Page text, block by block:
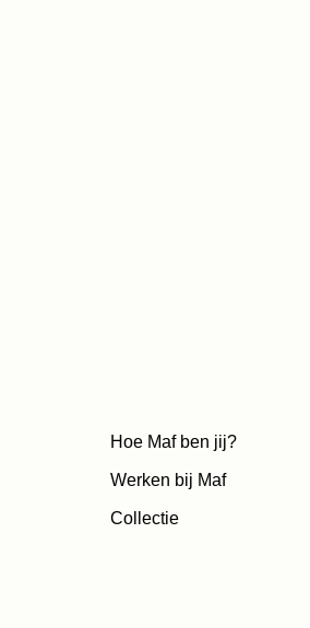
Hoe Maf ben jij?
Werken bij Maf
Collectie